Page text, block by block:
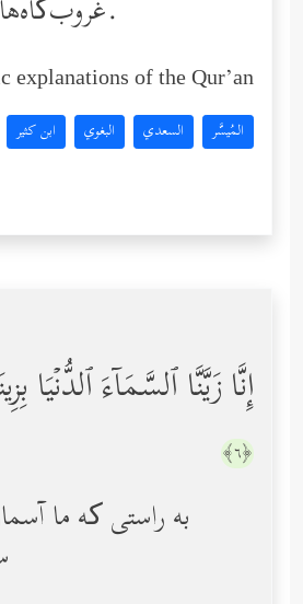
غروب‌گاه‌ها و] طلوع‌گاه‌ها.
explanations of the Qur’an:
المُيسَّر السعدي البغوي ابن كثير
إِنَّا زَیَّنَّا ٱلسَّمَاۤءَ ٱلدُّنۡیَا
﴿٦﴾
به راستی که ما